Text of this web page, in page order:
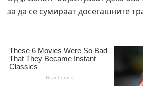
за да се сумираат досегашните